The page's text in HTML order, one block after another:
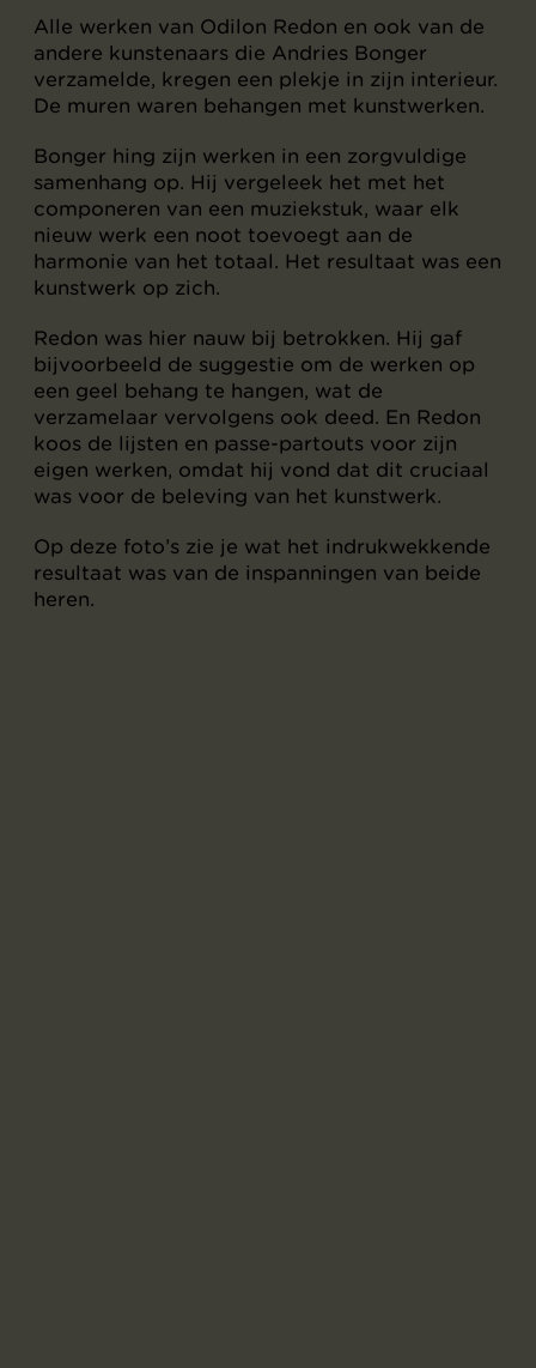
Alle werken van Odilon Redon en ook van de
andere kunstenaars die Andries Bonger
verzamelde, kregen een plekje in zijn interieur.
De muren waren behangen met kunstwerken.
Bonger hing zijn werken in een zorgvuldige
samenhang op. Hij vergeleek het met het
componeren van een muziekstuk, waar elk
nieuw werk een noot toevoegt aan de
harmonie van het totaal. Het resultaat was een
kunstwerk op zich.
Redon was hier nauw bij betrokken. Hij gaf
bijvoorbeeld de suggestie om de werken op
een geel behang te hangen, wat de
verzamelaar vervolgens ook deed. En Redon
koos de lijsten en passe-partouts voor zijn
eigen werken, omdat hij vond dat dit cruciaal
was voor de beleving van het kunstwerk.
Op deze foto’s zie je wat het indrukwekkende
resultaat was van de inspanningen van beide
heren.